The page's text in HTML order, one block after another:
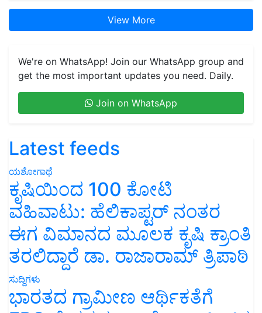
View More
We're on WhatsApp! Join our WhatsApp group and
get the most important updates you need. Daily.
Join on WhatsApp
Latest feeds
ಯಶೋಗಾಥೆ
ಕೃಷಿಯಿಂದ 100 ಕೋಟಿ
ವಹಿವಾಟು: ಹೆಲಿಕಾಪ್ಟರ್ ನಂತರ
ಈಗ ವಿಮಾನದ ಮೂಲಕ ಕೃಷಿ ಕ್ರಾಂತಿ
ತರಲಿದ್ದಾರೆ ಡಾ. ರಾಜಾರಾಮ್ ತ್ರಿಪಾಠಿ
ಸುದ್ದಿಗಳು
ಭಾರತದ ಗ್ರಾಮೀಣ ಆರ್ಥಿಕತೆಗೆ